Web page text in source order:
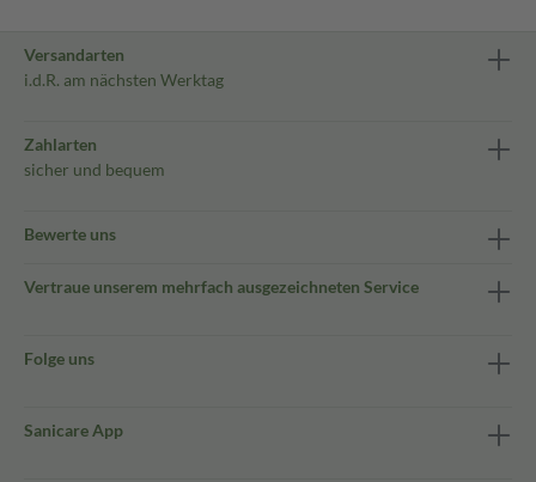
Versandarten
i.d.R. am nächsten Werktag
Zahlarten
sicher und bequem
Bewerte uns
Vertraue unserem mehrfach ausgezeichneten Service
Folge uns
Sanicare App